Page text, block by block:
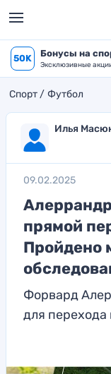
50K Бонусы на
Эксклюзивные
Спорт Футбол
Илья
09.02.2025
прямой
Пройдено
Форвард
для